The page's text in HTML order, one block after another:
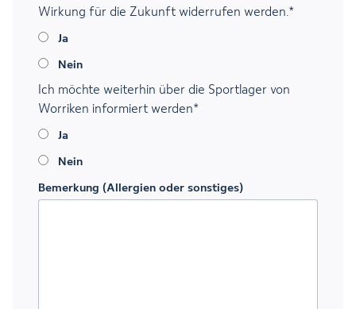
Wirkung für die Zukunft widerrufen werden.*
Ja
Nein
Ich möchte weiterhin über die Sportlager von
Worriken informiert werden*
Ja
Nein
Bemerkung (Allergien oder sonstiges)